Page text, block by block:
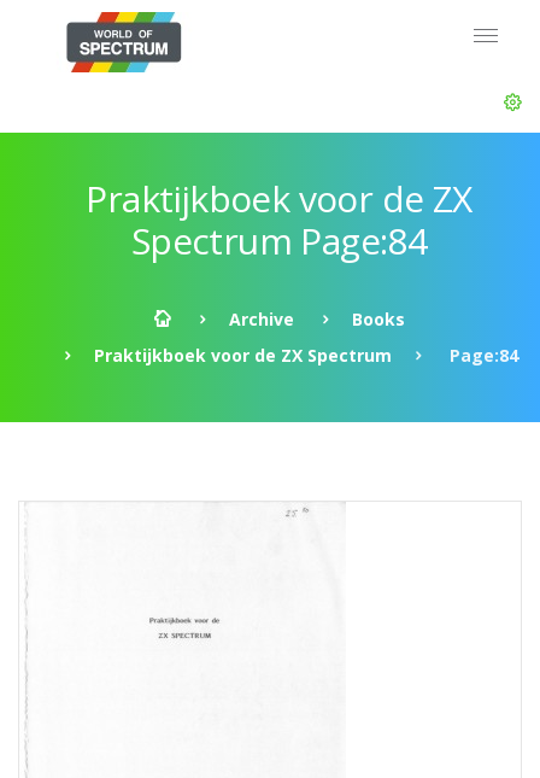
Praktijkboek voor de ZX
Spectrum Page:84
Archive
Books
Praktijkboek voor de ZX Spectrum
Page:84